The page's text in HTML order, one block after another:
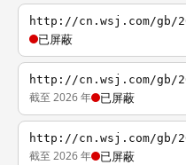
http://cn.wsj.com/gb/
已屏蔽
http://cn.wsj.com/gb/
截至 2026 年 已屏蔽
http://cn.wsj.com/gb/
截至 2026 年 已屏蔽